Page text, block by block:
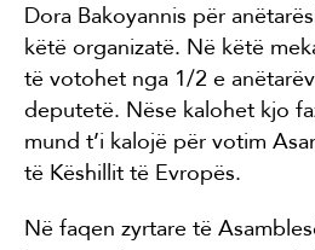
Dora Bakoyannis për
këtë organizatë. Në këtë
të votohet nga 1/2 e
deputetë. Nëse kalohet kjo
mund t’i kalojë për votim
të Këshillit të Evropës.
Në faqen zyrtare të